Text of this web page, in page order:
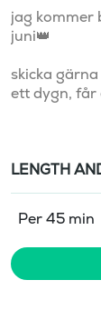
jag kommer
juni👑
skicka
ett dygn, får
LENGTH
Per 45 min